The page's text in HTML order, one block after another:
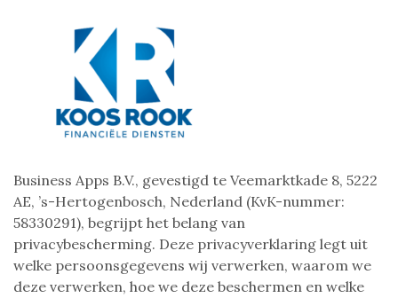
Business Apps B.V., gevestigd te Veemarktkade 8, 5222
AE, ’s-Hertogenbosch, Nederland (KvK-nummer:
58330291), begrijpt het belang van
privacybescherming. Deze privacyverklaring legt uit
welke persoonsgegevens wij verwerken, waarom we
deze verwerken, hoe we deze beschermen en welke